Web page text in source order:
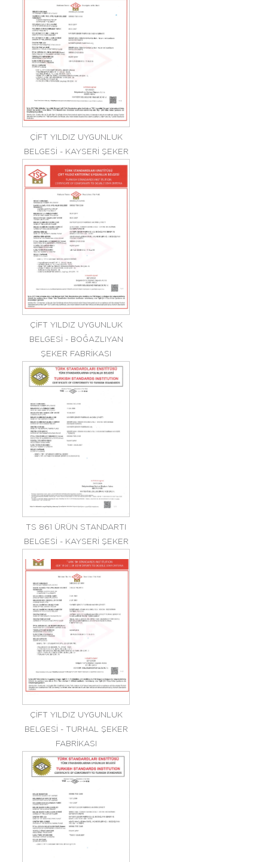
ÇİFT YILDIZ UYGUNLUK
BELGESİ - KAYSERİ ŞEKER
ÇİFT YILDIZ UYGUNLUK
BELGESİ - BOĞAZLIYAN
ŞEKER FABRİKASI
TS 861 ÜRÜN STANDARTI
BELGESİ - KAYSERİ ŞEKER
ÇİFT YILDIZ UYGUNLUK
BELGESİ - TURHAL ŞEKER
FABRİKASI